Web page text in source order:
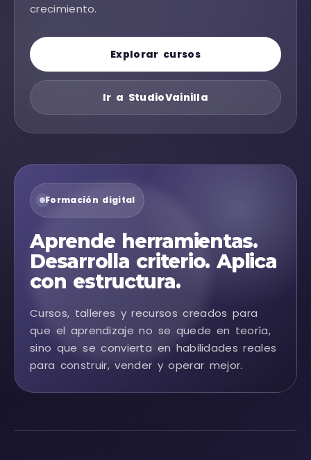
crecimiento.
Explorar cursos
Ir a StudioVainilla
Formación digital
Aprende herramientas.
Desarrolla criterio. Aplica
con estructura.
Cursos, talleres y recursos creados para
que el aprendizaje no se quede en teoría,
sino que se convierta en habilidades reales
para construir, vender y operar mejor.